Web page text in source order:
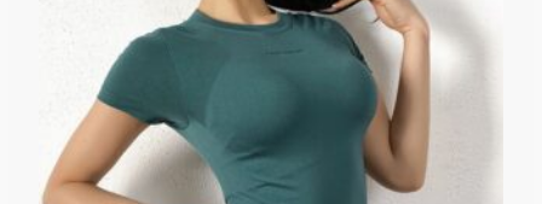
34,90 €.23,90 €.